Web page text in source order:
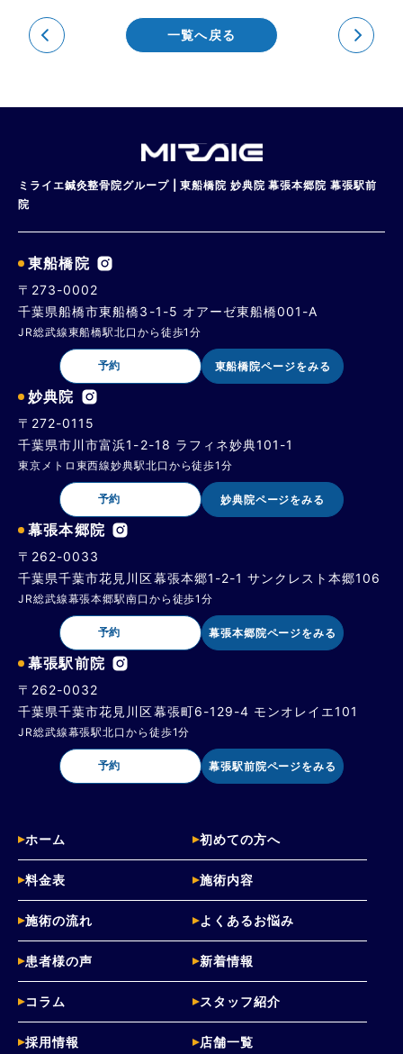
一覧へ戻る
ミライエ鍼灸整骨院グループ | 東船橋院 妙典院 幕張本郷院 幕張駅前
院
東船橋院
〒273-0002
千葉県船橋市東船橋3-1-5 オアーゼ東船橋001-A
JR総武線東船橋駅北口から徒歩1分
予約 東船橋院ページをみる
妙典院
〒272-0115
千葉県市川市富浜1-2-18 ラフィネ妙典101-1
東京メトロ東西線妙典駅北口から徒歩1分
予約 妙典院ページをみる
幕張本郷院
〒262-0033
千葉県千葉市花見川区幕張本郷1-2-1 サンクレスト本郷106
JR総武線幕張本郷駅南口から徒歩1分
予約 幕張本郷院ページをみる
幕張駅前院
〒262-0032
千葉県千葉市花見川区幕張町6-129-4 モンオレイエ101
JR総武線幕張駅北口から徒歩1分
予約 幕張駅前院ページをみる
ホーム 初めての方へ
料金表 施術内容
施術の流れ よくあるお悩み
患者様の声 新着情報
コラム スタッフ紹介
採用情報 店舗一覧